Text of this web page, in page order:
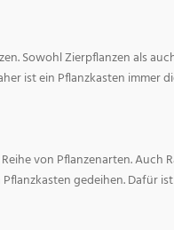
Sowohl Zierpflanzen als
ist ein Pflanzkasten immer
von Pflanzenarten. Auch
gedeihen. Dafür